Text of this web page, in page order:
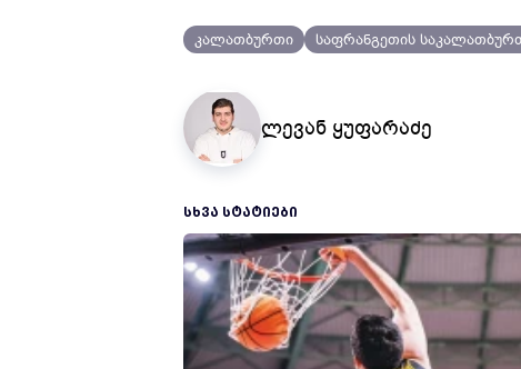
კალათბურთი საფრანგეთის
ლევან ყუფარაძე
ᲡᲮᲕᲐ ᲡᲢᲐᲢᲘᲔᲑᲘ